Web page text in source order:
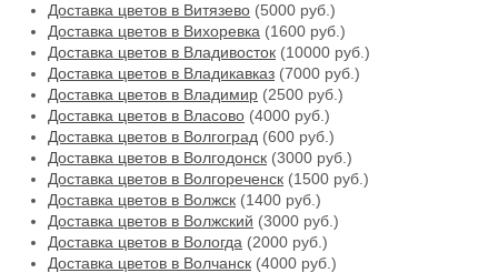
Доставка цветов в Витязево (5000 руб.)
Доставка цветов в Вихоревка (1600 руб.)
Доставка цветов в Владивосток (10000 руб.)
Доставка цветов в Владикавказ (7000 руб.)
Доставка цветов в Владимир (2500 руб.)
Доставка цветов в Власово (4000 руб.)
Доставка цветов в Волгоград (600 руб.)
Доставка цветов в Волгодонск (3000 руб.)
Доставка цветов в Волгореченск (1500 руб.)
Доставка цветов в Волжск (1400 руб.)
Доставка цветов в Волжский (3000 руб.)
Доставка цветов в Вологда (2000 руб.)
Доставка цветов в Волчанск (4000 руб.)